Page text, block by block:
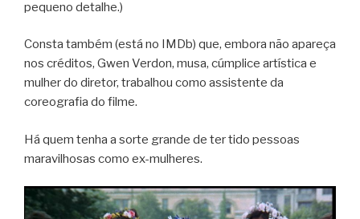
pequeno detalhe.)
Consta também (está no IMDb) que, embora não apareça
nos créditos, Gwen Verdon, musa, cúmplice artística e
mulher do diretor, trabalhou como assistente da
coreografia do filme.
Há quem tenha a sorte grande de ter tido pessoas
maravilhosas como ex-mulheres.